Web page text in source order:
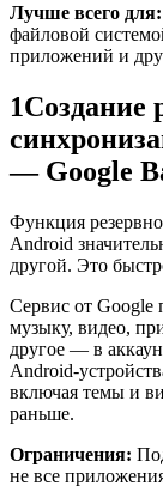
Лучше всего для:
файловой
приложений и
1Создание
— Google
Функция
Android
другой. Это
Сервис от Google
музыку, видео,
другое — в
Android-
включая темы и
раньше.
Ограничения:
не все